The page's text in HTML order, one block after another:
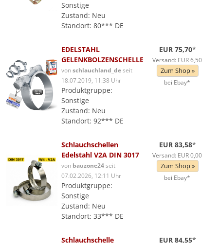
Sonstige
Zustand: Neu
Standort: 80*** DE
EDELSTAHL
GELENKBOLZENSCHELLE
vonschlauchland_deseit
18.07.2019, 11:38 Uhr
Produktgruppe:
Sonstige
Zustand: Neu
Standort: 92*** DE
EUR 75,70*
Versand: EUR 6,50
Zum Shop »
bei Ebay*
Schlauchschellen
Edelstahl V2A DIN 3017
von bauzone24seit
07.02.2026, 12:11 Uhr
Produktgruppe:
Sonstige
Zustand: Neu
Standort: 33*** DE
EUR 83,58*
Versand: EUR 0,00
Zum Shop »
bei Ebay*
Schlauchschelle
EUR 84,55*